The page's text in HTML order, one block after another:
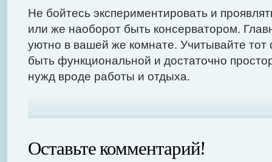
Не бойтесь экспериментировать и
или же наоборот быть консерватором.
уютно в вашей же комнате. Учитывайте
быть функциональной и достаточно
нужд вроде работы и отдыха.
Оставьте комментарий!